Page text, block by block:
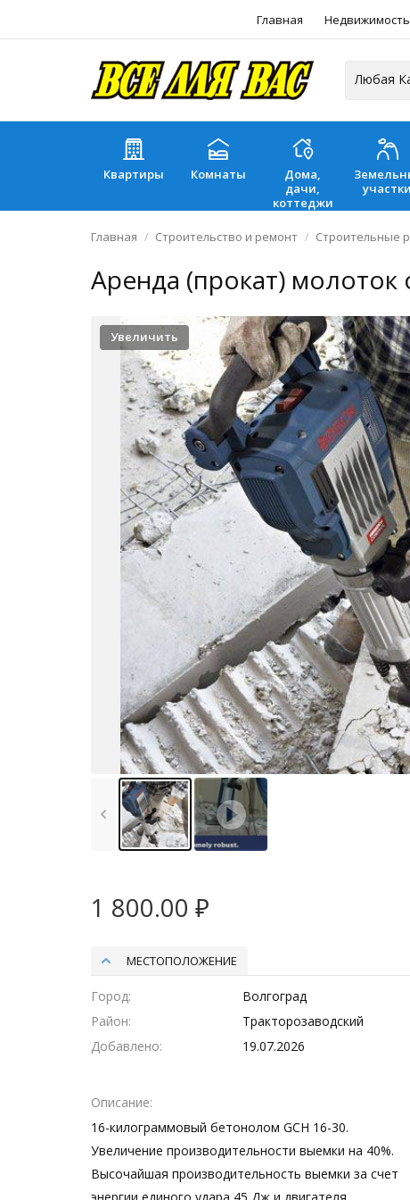
Главная Недвижимость
Квартиры Комнаты
Дома,
дачи,
коттеджи
участки
Главная Строительство и ремонт Строительные
Аренда (прокат)
Увеличить
1 800.00 ₽
МЕСТОПОЛОЖЕНИЕ
Город
Волгоград
Район
Тракторозаводский
Добавлено
19.07.2026
Описание
16-килограммовый бетонолом GCH 16-30.
Увеличение производительности выемки на 40%.
Высочайшая производительность выемки за счет